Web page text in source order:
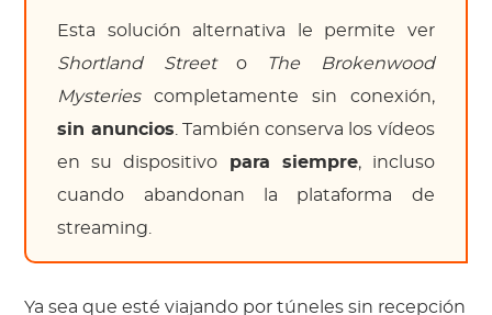
Esta solución alternativa le permite ver
Shortland Streeto
The Brokenwood
Mysteriescompletamente sin conexión,
sin anuncios . También conserva los vídeos
en su dispositivo para siempre, incluso
cuando abandonan la plataforma de
streaming.
Ya sea que esté viajando por túneles sin recepción